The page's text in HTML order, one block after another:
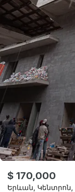
$ 170,000
Երևան Կենտրոն